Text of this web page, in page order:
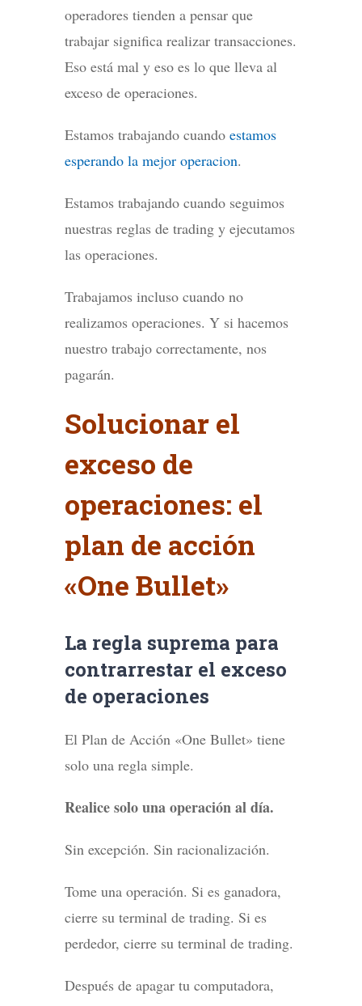
operadores tienden a pensar que
trabajar significa realizar transacciones.
Eso está mal y eso es lo que lleva al
exceso de operaciones.
Estamos trabajando cuando estamos
esperando la mejor operacion.
Estamos trabajando cuando seguimos
nuestras reglas de trading y ejecutamos
las operaciones.
Trabajamos incluso cuando no
realizamos operaciones. Y si hacemos
nuestro trabajo correctamente, nos
pagarán.
Solucionar el
exceso de
operaciones: el
plan de acción
«One Bullet»
La regla suprema para
contrarrestar el exceso
de operaciones
El Plan de Acción «One Bullet» tiene
solo una regla simple.
Realice solo una operación al día.
Sin excepción. Sin racionalización.
Tome una operación. Si es ganadora,
cierre su terminal de trading. Si es
perdedor, cierre su terminal de trading.
Después de apagar tu computadora,